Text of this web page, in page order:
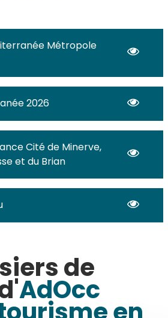
Métropole
2026
Cité de Minerve,
et du Brian
de
AdOcc